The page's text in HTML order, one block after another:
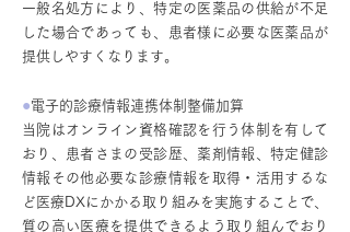
一般名処方により、特定の医薬品の供給が不足
した場合であっても、患者様に必要な医薬品が
提供しやすくなります。
●電子的診療情報連携体制整備加算
当院はオンライン資格確認を行う体制を有して
おり、患者さまの受診歴、薬剤情報、特定健診
情報その他必要な診療情報を取得・活用するな
ど医療DXにかかる取り組みを実施することで、
質の高い医療を提供できるよう取り組んでおり